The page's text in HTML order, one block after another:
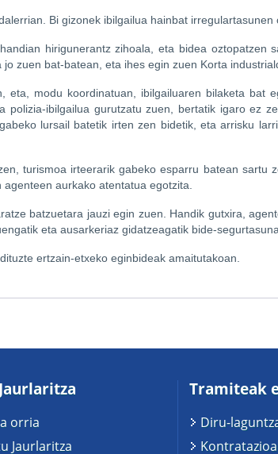
Bi gizonek ibilgailua hainbat
hirigunerantz zihoala, eta bidea
zuen bat-batean, eta ihes egin zuen Korta
eta, modu koordinatuan, ibilgailuaren bilaketa bat
polizia-ibilgailua gurutzatu zuen, bertatik igaro ez
lursail batetik irten zen bidetik, eta arrisku
turismoa irteerarik gabeko esparru batean
aurkako atentatua egotzita.
batzuetara jauzi egin zuen. Handik gutxira,
eta ausarkeriaz gidatzeagatik bide-
ertzain-etxeko eginbideak amaitutakoan.
orria
Jaurlaritza
Tramiteak
Diru-